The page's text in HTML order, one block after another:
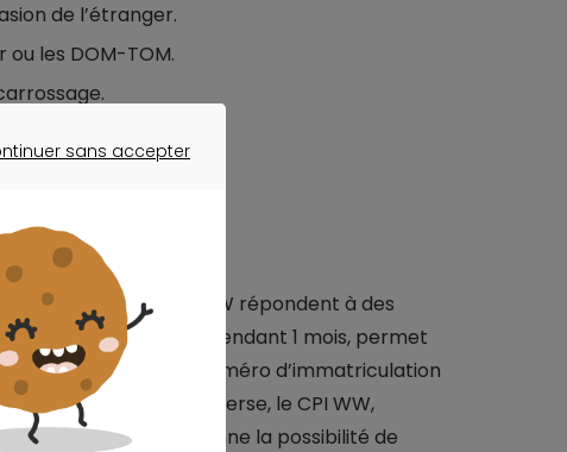
de l’étranger.
ou les DOM-TOM.
et CPI WW ?
standard et le CPI WW répondent à des
en France pendant 1 mois, permet
Il comporte le numéro d’immatriculation
des plaques. À l’inverse, le CPI WW,
spécifique. Il donne la possibilité de
sans accepter